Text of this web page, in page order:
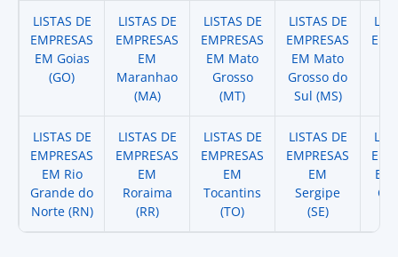
LISTAS DE
EMPRESAS
EM Goias
(GO)
LISTAS DE
EMPRESAS
EM
Maranhao
(MA)
LISTAS DE
EMPRESAS
EM Mato
Grosso
(MT)
LISTAS DE
EMPRESAS
EM Mato
Grosso do
Sul (MS)
LISTAS DE
EMPRESAS
EM Rio
Grande do
Norte (RN)
LISTAS DE
EMPRESAS
EM
Roraima
(RR)
LISTAS DE
EMPRESAS
EM
Tocantins
(TO)
LISTAS DE
EMPRESAS
EM
Sergipe
(SE)
EM